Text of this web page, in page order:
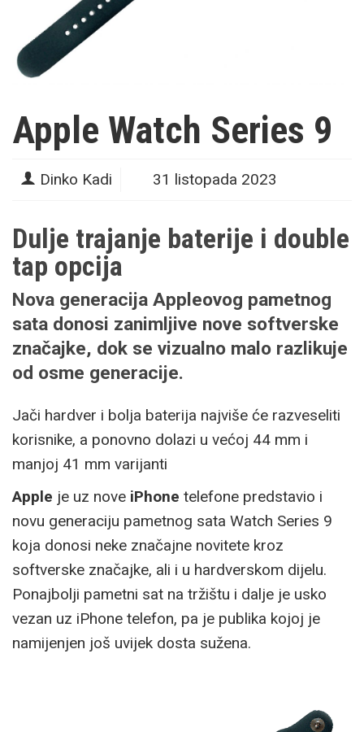
Apple Watch Series 9
Dinko Kadi 31 listopada 2023
Dulje trajanje baterije i double
tap opcija
Nova generacija Appleovog pametnog
sata donosi zanimljive nove softverske
značajke, dok se vizualno malo razlikuje
od osme generacije.
Jači hardver i bolja baterija najviše će razveseliti
korisnike, a ponovno dolazi u većoj 44 mm i
manjoj 41 mm varijanti
Apple je uz nove iPhone telefone predstavio i
novu generaciju pametnog sata Watch Series 9
koja donosi neke značajne novitete kroz
softverske značajke, ali i u hardverskom dijelu.
Ponajbolji pametni sat na tržištu i dalje je usko
vezan uz iPhone telefon, pa je publika kojoj je
namijenjen još uvijek dosta sužena.